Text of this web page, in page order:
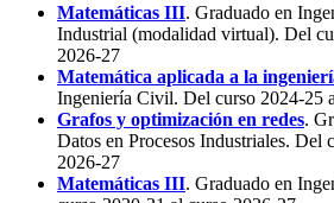
Matemáticas III. Graduado en
Industrial (modalidad virtual). Del
2026-27
Matemática aplicada a la
Ingeniería Civil. Del curso 2024-25
Grafos y optimización en redes.
Datos en Procesos Industriales. Del
2026-27
Matemáticas III. Graduado en